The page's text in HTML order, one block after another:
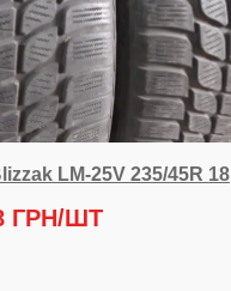
LM-25V 235/45R 18
ГРН/ШТ